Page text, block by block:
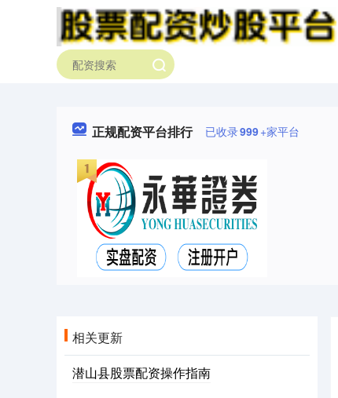
正规配资平台排行 已收录999+家平台
相关更新
潜山县股票配资操作指南